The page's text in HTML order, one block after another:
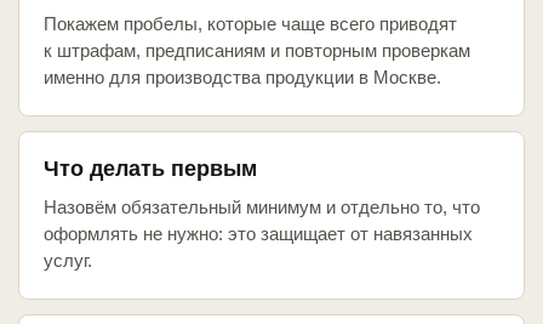
Покажем пробелы, которые чаще всего приводят
к штрафам, предписаниям и повторным проверкам
именно для производства продукции в Москве.
Что делать первым
Назовём обязательный минимум и отдельно то, что
оформлять не нужно: это защищает от навязанных
услуг.